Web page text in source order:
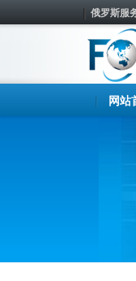
俄罗斯服
网站